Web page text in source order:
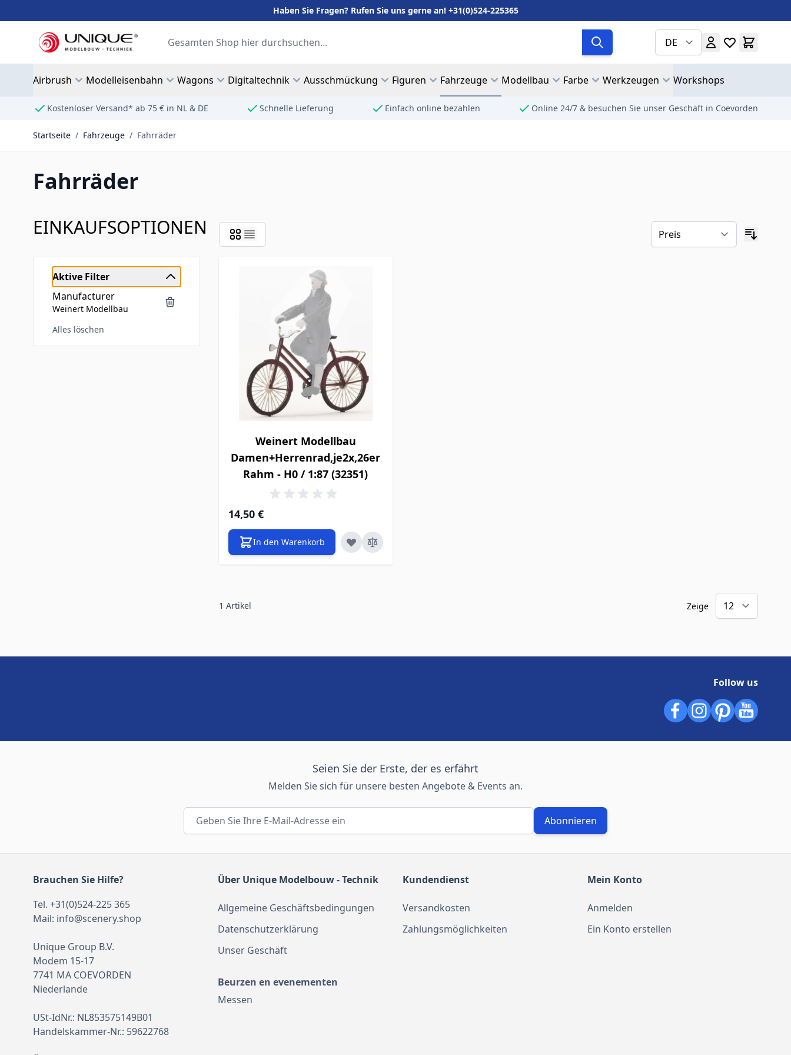
Haben Sie Fragen? Rufen Sie uns gerne an! +31(0)524-225365
DE
Suche
Airbrush Modelleisenbahn Wagons Digitaltechnik Ausschmückung Figuren Fahrzeuge Modellbau Farbe Werkzeugen Workshops
Kostenloser Versand* ab 75 € in NL & DE Schnelle Lieferung Einfach online bezahlen Online 24/7 & besuchen Sie unser Geschäft in Coevorden
Startseite / Fahrzeuge / Fahrräder
Fahrräder
EINKAUFSOPTIONEN
Aktive Filter
Manufacturer
Weinert Modellbau
Alles löschen
Weinert Modellbau
Damen+Herrenrad,je2x,26er
Rahm - H0 / 1:87 (32351)
14,50 €
In den Warenkorb
1 Artikel Zeige
Follow us
Seien Sie der Erste, der es erfährt
Melden Sie sich für unsere besten Angebote & Events an.
E-Mail-Adresse
Abonnieren
Brauchen Sie Hilfe?
Tel. +31(0)524-225 365
Mail: info@scenery.shop
Unique Group B.V.
Modem 15-17
7741 MA COEVORDEN
Niederlande
USt-IdNr.: NL853575149B01
Handelskammer-Nr.: 59622768
Über Unique Modelbouw - Technik
Allgemeine Geschäftsbedingungen
Datenschutzerklärung
Unser Geschäft
Beurzen en evenementen
Messen
Kundendienst
Versandkosten
Zahlungsmöglichkeiten
Mein Konto
Anmelden
Ein Konto erstellen